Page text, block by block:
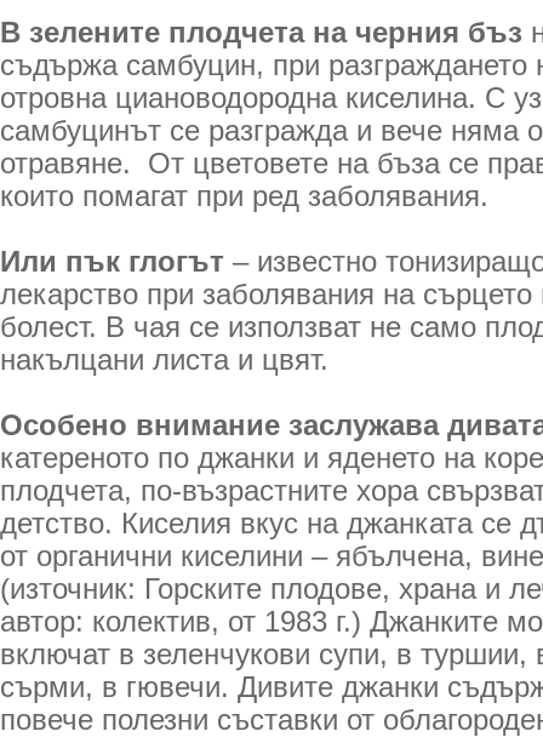
В зелените плодчета на черния бъз
съдържа самбуцин, при разграждането
отровна циановодородна киселина. С
самбуцинът се разгражда и вече няма
отравяне. От цветовете на бъза се
които помагат при ред заболявания.
Или пък глогът – известно
лекарство при заболявания на сърцето
болест. В чая се използват не само
накълцани листа и цвят.
Особено внимание заслужава
катереното по джанки и яденето на
плодчета, по-възрастните хора
детство. Киселия вкус на джанката се
от органични киселини – ябълчена,
(източник: Горските плодове, храна и
автор: колектив, от 1983 г.) Джанките
включат в зеленчукови супи, в туршии,
сърми, в гювечи. Дивите джанки
повече полезни съставки от